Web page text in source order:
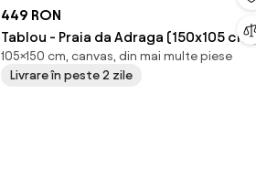
449 RON
Tablou - Praia da Adraga (150x105 cm)
105×150 cm, canvas, din mai multe piese
Livrare în peste 2 zile